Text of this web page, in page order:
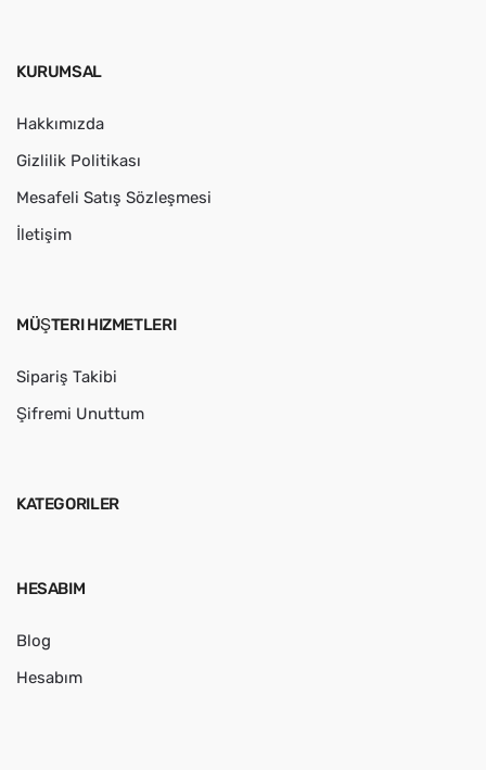
KURUMSAL
Hakkımızda
Gizlilik Politikası
Mesafeli Satış Sözleşmesi
İletişim
MÜŞTERI HIZMETLERI
Sipariş Takibi
Şifremi Unuttum
KATEGORILER
HESABIM
Blog
Hesabım